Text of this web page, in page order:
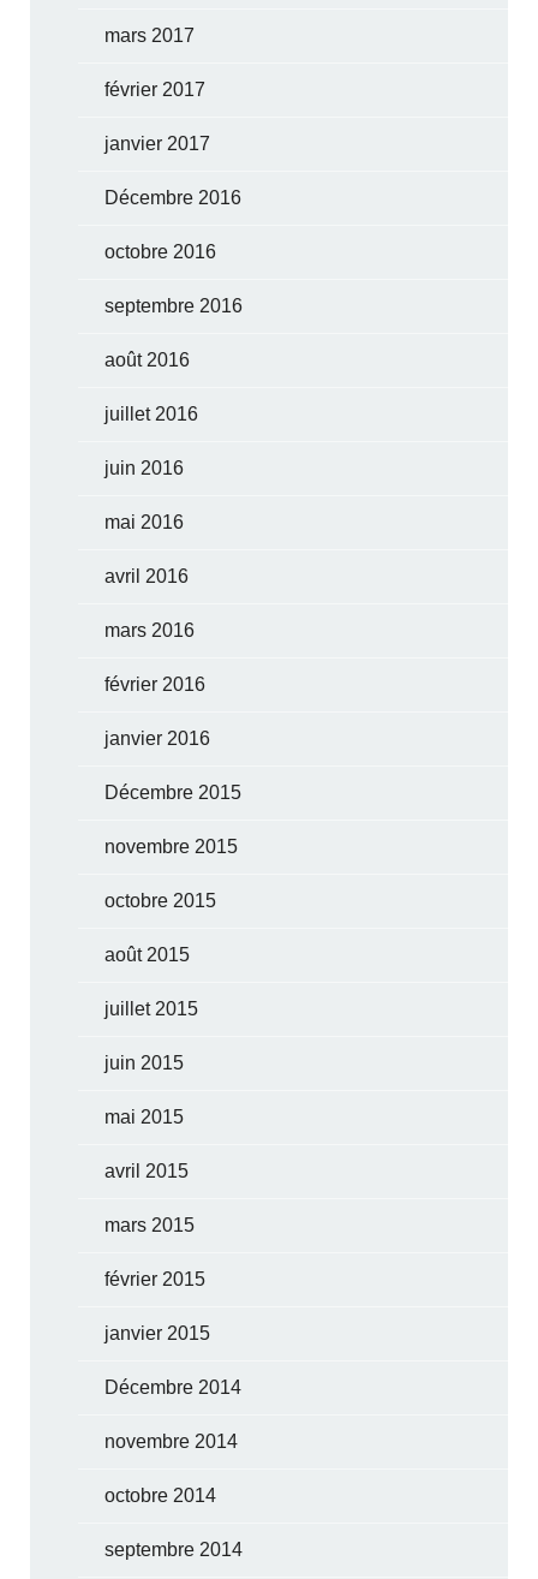
mars 2017
février 2017
janvier 2017
Décembre 2016
octobre 2016
septembre 2016
août 2016
juillet 2016
juin 2016
mai 2016
avril 2016
mars 2016
février 2016
janvier 2016
Décembre 2015
novembre 2015
octobre 2015
août 2015
juillet 2015
juin 2015
mai 2015
avril 2015
mars 2015
février 2015
janvier 2015
Décembre 2014
novembre 2014
octobre 2014
septembre 2014